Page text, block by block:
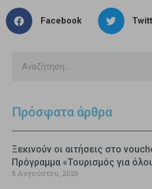
Facebook
Πρόσφατα άρθρα
Ξεκινούν οι αιτήσεις στο
Πρόγραμμα «Τουρισμός για
5 Αυγούστου, 2026